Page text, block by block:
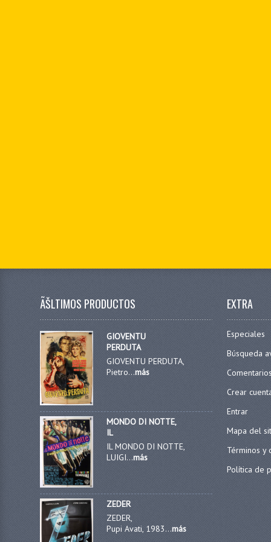
ÃŠLTIMOS PRODUCTOS
GIOVENTU
PERDUTA
GIOVENTU PERDUTA,
Pietro...más
MONDO DI NOTTE,
IL
IL MONDO DI NOTTE,
LUIGI...más
ZEDER
ZEDER,
Pupi Avati, 1983...más
EXTRA
Especiales
Búsqueda
Comentarios
Crear
Entrar
Mapa del
Términos y
Política de